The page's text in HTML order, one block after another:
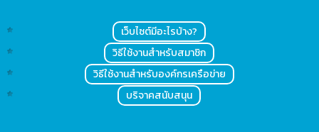
เว็บไซต์มีอะไรบ้าง?
วิธีใช้งานสำหรับสมาชิก
วิธีใช้งานสำหรับองค์กรเครือข่าย
บริจาคสนับสนุน